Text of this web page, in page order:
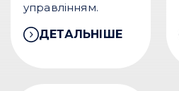
управлінням.
ДЕТАЛЬНІШЕ